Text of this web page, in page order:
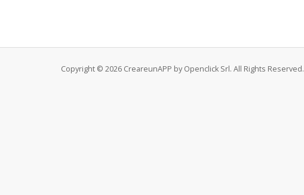
Copyright © 2026 CreareunAPP by Openclick Srl. All Rights Reserved.